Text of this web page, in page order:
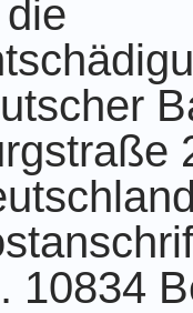
10834